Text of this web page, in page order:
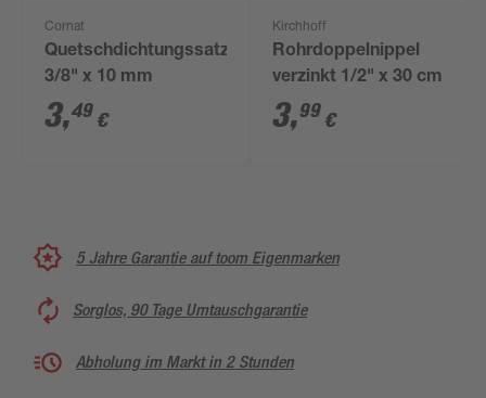
Cornat
Quetschdichtungssatz
3/8" x 10 mm
3,49 €
Kirchhoff
Rohrdoppelnippel
verzinkt 1/2" x 30 cm
3,99 €
5 Jahre Garantie auf toom Eigenmarken
Sorglos, 90 Tage Umtauschgarantie
Abholung im Markt in 2 Stunden